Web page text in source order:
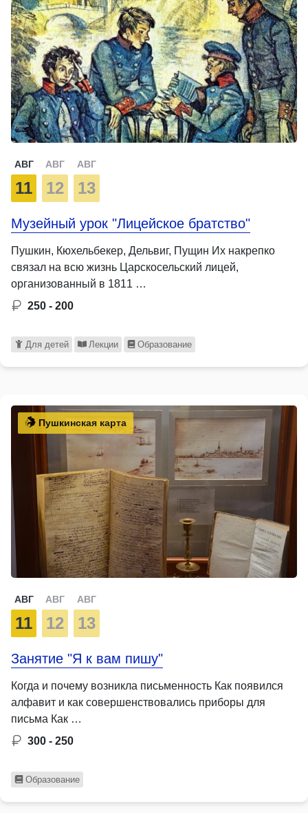
АВГ
11
АВГ
12
АВГ
13
Музейный урок "Лицейское братство"
Пушкин, Кюхельбекер, Дельвиг, Пущин Их накрепко
связал на всю жизнь Царскосельский лицей,
организованный в 1811 …
250 - 200
Для детей Лекции Образование
Пушкинская карта
АВГ
11
АВГ
12
АВГ
13
Занятие "Я к вам пишу"
Когда и почему возникла письменность Как появился
алфавит и как совершенствовались приборы для
письма Как …
300 - 250
Образование